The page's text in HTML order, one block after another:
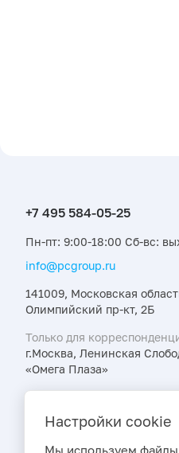
Пн-пт: 9:00-18:00 Сб-вс:
info@pcgroup.ru
141009, Московская
Олимпийский пр-кт, 2Б
Только для
г.Москва, Ленинская
«Омега Плаза»
акциях и новостях первыми
Настройки cookie
Мы используем